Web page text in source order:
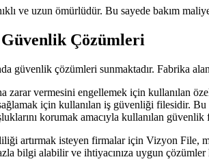
ve uzun ömürlüdür. Bu sayede bakım
Güvenlik Çözümleri
güvenlik çözümleri sunmaktadır. Fabrika
zarar vermesini engellemek için kullanılan
için kullanılan iş güvenliği filesidir.
korumak amacıyla kullanılan
artırmak isteyen firmalar için Vizyon
bilgi alabilir ve ihtiyacınıza uygun